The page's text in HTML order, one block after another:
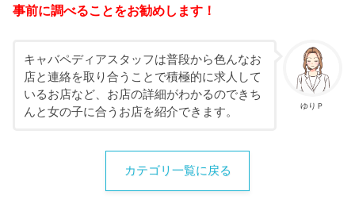
事前に調べることをお勧めします！
ゆりＰ
キャバペディアスタッフは普段から色んなお
店と連絡を取り合うことで積極的に求人して
いるお店など、お店の詳細がわかるのできち
んと女の子に合うお店を紹介できます。
カテゴリ一覧に戻る